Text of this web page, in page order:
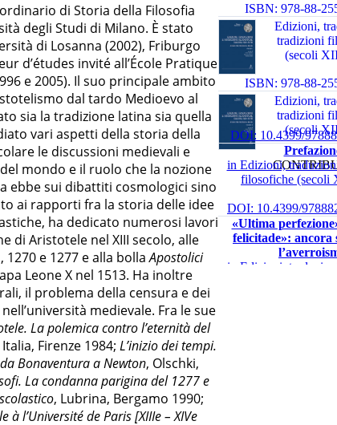
di Storia della Filosofia
degli Studi di Milano. È stato
di Losanna (2002), Friburgo
d’études invité all’École Pratique
e 2005). Il suo principale ambito
dal tardo Medioevo al
sia la tradizione latina sia quella
vari aspetti della storia della
le discussioni medievali e
mondo e il ruolo che la nozione
ebbe sui dibattiti cosmologici sino
ai rapporti fra la storia delle idee
ha dedicato numerosi lavori
di Aristotele nel XIII secolo, alle
1270 e 1277 e alla bollaApostolici
Leone X nel 1513. Ha inoltre
il problema della censura e dei
medievale. Fra le sue
La polemica contro l’eternità del
Firenze 1984; L’inizio dei tempi.
Bonaventura a Newton, Olschki,
La condanna parigina del 1277 e
, Lubrina, Bergamo 1990;
l’Université de Paris [XIIIe – XIVe
ISBN: 978-88-
Edizioni,
tradizioni
(secoli
ISBN: 978-88-
Edizioni,
tradizioni
(secoli
DOI: 10.4399/
in Edizioni,
filosofiche
DOI: 10.4399/
«Ultima
felicitade»: ancora
in Edizioni,